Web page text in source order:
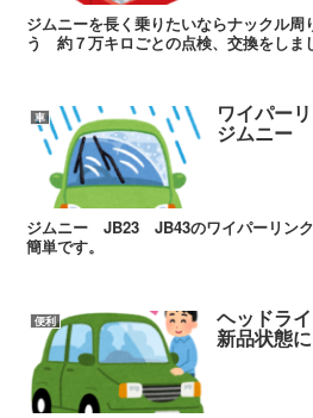
ジムニーを長く乗りたいならナックル周
う 約７万キロごとの点検、交換をしま
車 ワイパー
ジムニー
ジムニー JB23 JB43のワイパーリンク
簡単です。
便利 ヘッドラ
新品状態に